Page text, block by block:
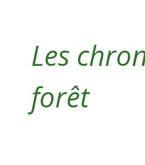
Les
forêt